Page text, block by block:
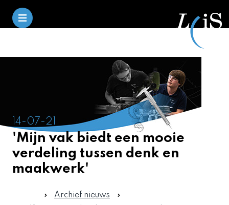
14-07-21
'Mijn vak biedt een mooie
verdeling tussen denk en
maakwerk'
Archief nieuws